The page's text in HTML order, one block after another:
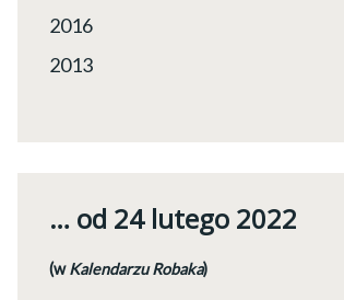
2016
2013
… od 24 lutego 2022
(wKalendarzu Robaka)